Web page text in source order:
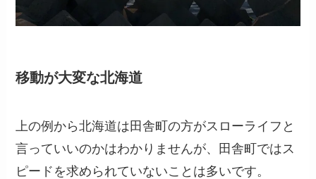
移動が大変な北海道
上の例から北海道は田舎町の方がスローライフと
言っていいのかはわかりませんが、田舎町ではス
ピードを求められていないことは多いです。